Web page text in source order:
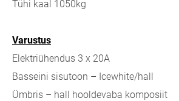
Tühi kaal 1050kg
Varustus
Elektriühendus 3 x 20A
Basseini sisutoon – Icewhite/hall
Ümbris – hall hooldevaba komposiit